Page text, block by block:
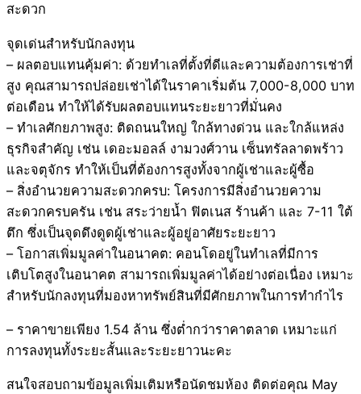
สะดวก
จุดเด่นสำหรับนักลงทุน
– ผลตอบแทนคุ้มค่า: ด้วยทำเลที่ตั้งที่ดีและความต้องการเช่าที่
สูง คุณสามารถปล่อยเช่าได้ในราคาเริ่มต้น 7,000-8,000 บาท
ต่อเดือน ทำให้ได้รับผลตอบแทนระยะยาวที่มั่นคง
– ทำเลศักยภาพสูง: ติดถนนใหญ่ ใกล้ทางด่วน และใกล้แหล่ง
ธุรกิจสำคัญ เช่น เดอะมอลล์ งามวงศ์วาน เซ็นทรัลลาดพร้าว
และจตุจักร ทำให้เป็นที่ต้องการสูงทั้งจากผู้เช่าและผู้ซื้อ
– สิ่งอำนวยความสะดวกครบ: โครงการมีสิ่งอำนวยความ
สะดวกครบครัน เช่น สระว่ายน้ำ ฟิตเนส ร้านค้า และ 7-11 ใต้
ตึก ซึ่งเป็นจุดดึงดูดผู้เช่าและผู้อยู่อาศัยระยะยาว
– โอกาสเพิ่มมูลค่าในอนาคต: คอนโดอยู่ในทำเลที่มีการ
เติบโตสูงในอนาคต สามารถเพิ่มมูลค่าได้อย่างต่อเนื่อง เหมาะ
สำหรับนักลงทุนที่มองหาทรัพย์สินที่มีศักยภาพในการทำกำไร
– ราคาขายเพียง 1.54 ล้าน ซึ่งต่ำกว่าราคาตลาด เหมาะแก่
การลงทุนทั้งระยะสั้นและระยะยาวนะคะ
สนใจสอบถามข้อมูลเพิ่มเติมหรือนัดชมห้อง ติดต่อคุณ May